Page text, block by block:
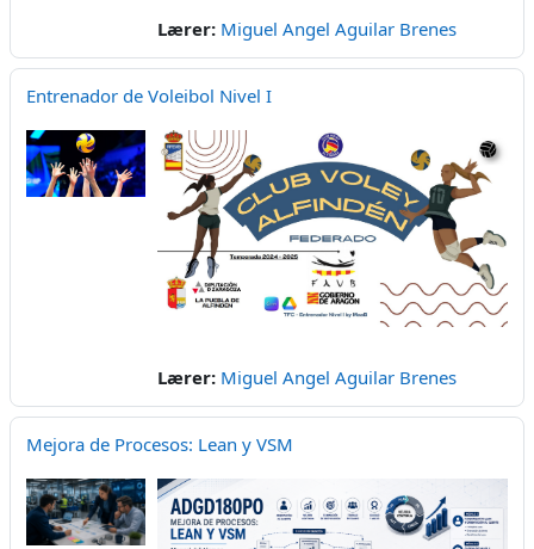
Lærer: Miguel Angel Aguilar Brenes
Entrenador de Voleibol Nivel I
Lærer: Miguel Angel Aguilar Brenes
Mejora de Procesos: Lean y VSM